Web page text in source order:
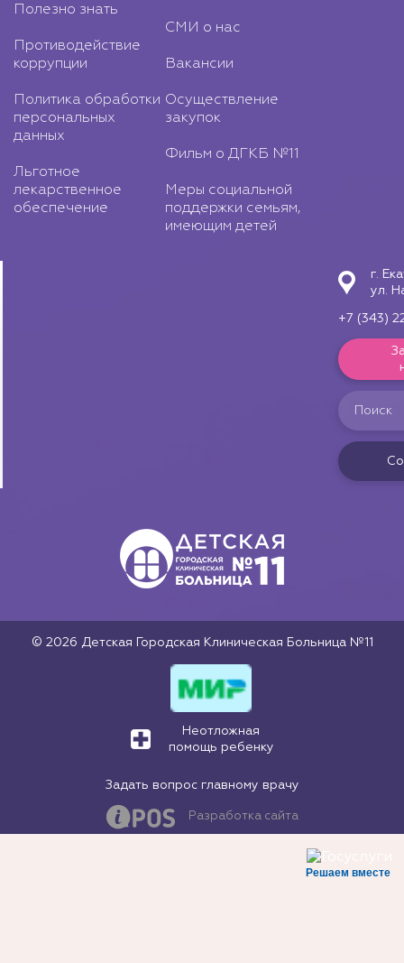
Полезно знать
Противодействие
коррупции
Политика обработки
персональных
данных
Льготное
лекарственное
обеспечение
СМИ о нас
Вакансии
Осуществление
закупок
Фильм о ДГКБ №11
Меры социальной
поддержки семьям,
имеющим детей
г.
ул.
+7 (343)
© 2026 Детская Городская Клиническая Больница №11
Неотложная
помощь ребенку
Задать вопрос главному врачу
Разработка сайта
Решаем вместе